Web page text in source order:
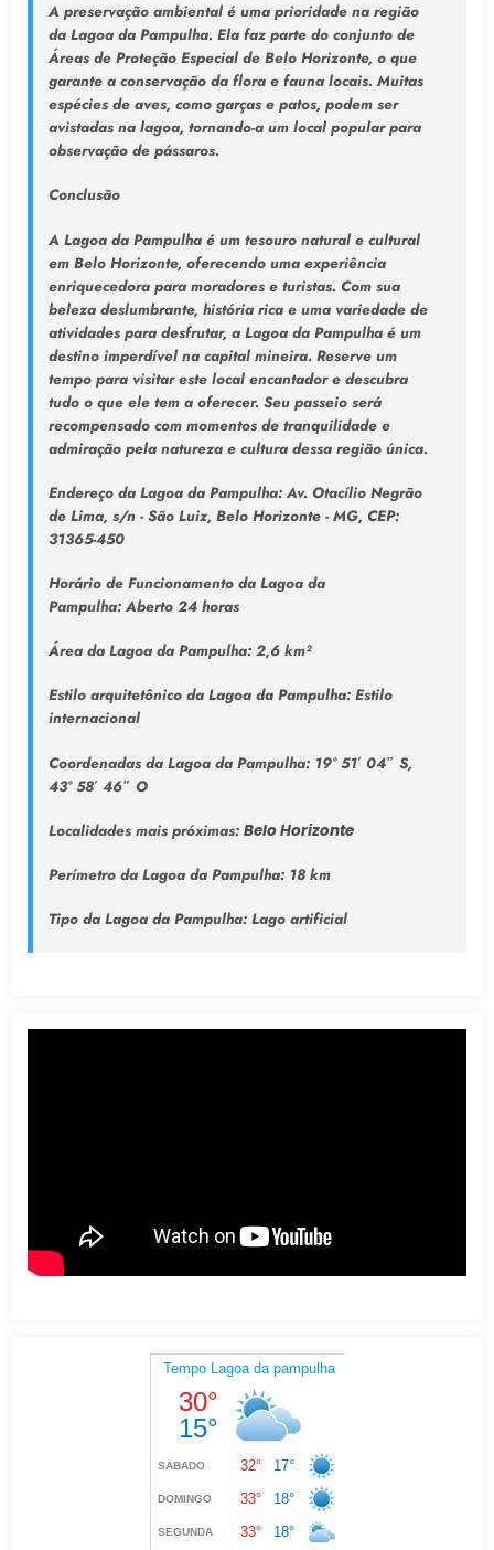
A preservação ambiental é uma prioridade na região
da Lagoa da Pampulha. Ela faz parte do conjunto de
Áreas de Proteção Especial de Belo Horizonte, o que
garante a conservação da flora e fauna locais. Muitas
espécies de aves, como garças e patos, podem ser
avistadas na lagoa, tornando-a um local popular para
observação de pássaros.
Conclusão
A Lagoa da Pampulha é um tesouro natural e cultural
em Belo Horizonte, oferecendo uma experiência
enriquecedora para moradores e turistas. Com sua
beleza deslumbrante, história rica e uma variedade de
atividades para desfrutar, a Lagoa da Pampulha é um
destino imperdível na capital mineira. Reserve um
tempo para visitar este local encantador e descubra
tudo o que ele tem a oferecer. Seu passeio será
recompensado com momentos de tranquilidade e
admiração pela natureza e cultura dessa região única.
Endereço da Lagoa da Pampulha: Av. Otacílio Negrão
de Lima, s/n - São Luiz, Belo Horizonte - MG, CEP:
31365-450
Horário de Funcionamento da Lagoa da
Pampulha:Aberto 24 horas
Área da Lagoa da Pampulha:2,6 km²
Estilo arquitetônico da Lagoa da Pampulha:Estilo
internacional
Coordenadas da Lagoa da Pampulha:19° 51′ 04″ S,
43° 58′ 46″ O
Localidades mais próximas: Belo Horizonte
Perímetro da Lagoa da Pampulha:18 km
Tipo da Lagoa da Pampulha: Lago artificial